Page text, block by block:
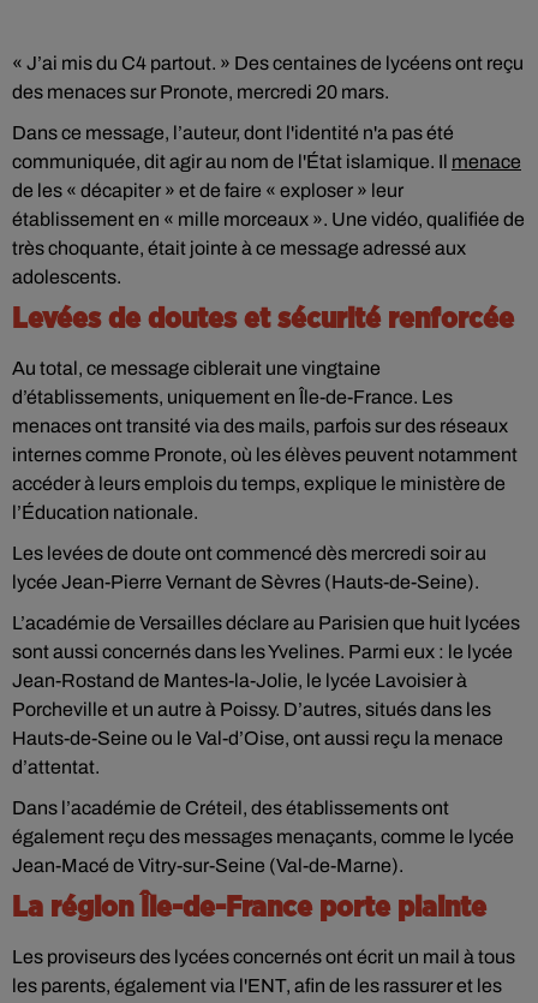
« J’ai mis du C4 partout. » Des centaines de lycéens ont reçu
des menaces sur Pronote, mercredi 20 mars.
Dans ce message, l’auteur, dont l'identité n'a pas été
communiquée, dit agir au nom de l'État islamique. Il menace
de les « décapiter » et de faire « exploser » leur
établissement en « mille morceaux ». Une vidéo, qualifiée de
très choquante, était jointe à ce message adressé aux
adolescents.
Levées de doutes et sécurité renforcée
Au total, ce message ciblerait une vingtaine
d’établissements, uniquement en Île-de-France. Les
menaces ont transité via des mails, parfois sur des réseaux
internes comme Pronote, où les élèves peuvent notamment
accéder à leurs emplois du temps, explique le ministère de
l’Éducation nationale.
Les levées de doute ont commencé dès mercredi soir au
lycée Jean-Pierre Vernant de Sèvres (Hauts-de-Seine).
L’académie de Versailles déclare au Parisien que huit lycées
sont aussi concernés dans les Yvelines. Parmi eux : le lycée
Jean-Rostand de Mantes-la-Jolie, le lycée Lavoisier à
Porcheville et un autre à Poissy. D’autres, situés dans les
Hauts-de-Seine ou le Val-d’Oise, ont aussi reçu la menace
d’attentat.
Dans l’académie de Créteil, des établissements ont
également reçu des messages menaçants, comme le lycée
Jean-Macé de Vitry-sur-Seine (Val-de-Marne).
La région Île-de-France porte plainte
Les proviseurs des lycées concernés ont écrit un mail à tous
les parents, également via l'ENT, afin de les rassurer et les